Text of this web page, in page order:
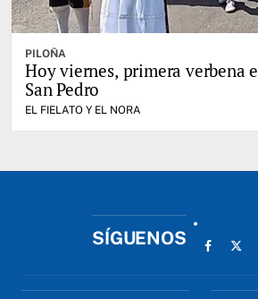
PILOÑA
Hoy viernes, primera verbena
San Pedro
EL FIELATO Y EL NORA
SÍGUENOS